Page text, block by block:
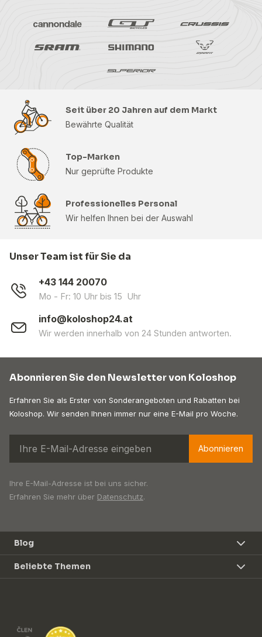
Seit über 20 Jahren auf dem Markt
Bewährte Qualität
Top-Marken
Nur geprüfte Produkte
Professionelles Personal
Wir helfen Ihnen bei der Auswahl
Unser Team ist für Sie da
+43 144 20070
Mo - Fr: 10 Uhr bis 15 Uhr
info@koloshop24.at
Wir werden innerhalb von 24 Stunden antworten.
Abonnieren Sie den Newsletter von Koloshop
Erfahren Sie als Erster von Sonderangeboten und Rabatten bei
Koloshop. Wir senden Ihnen immer nur eine E-Mail pro Woche.
Abonnieren
Ihre E-Mail-Adresse ist bei uns sicher.
Erfahren Sie mehr über Datenschutz.
Blog
Beliebte Themen